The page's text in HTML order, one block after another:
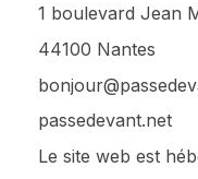
1 boulevard Jean
44100 Nantes
passedevant.net
Le site web est